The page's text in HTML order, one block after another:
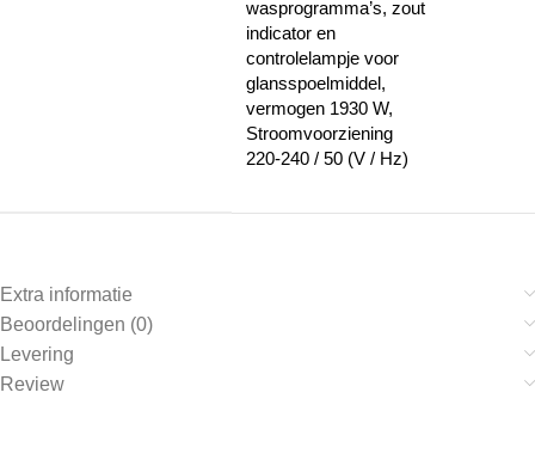
wasprogramma’s, zout
indicator en
controlelampje voor
glansspoelmiddel,
vermogen 1930 W,
Stroomvoorziening
220-240 / 50 (V / Hz)
Extra informatie
Beoordelingen (0)
Levering
Review